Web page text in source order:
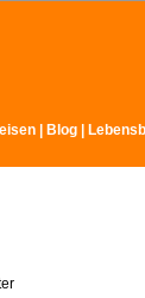
Blog